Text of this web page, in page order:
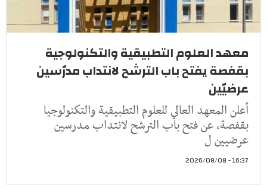
معهد العلوم التطبيقية والتكنولوجية
بقفصة يفتح باب الترشح لانتداب مدرّسين
عرضيّين
أعلن المعهد العالي للعلوم التطبيقية والتكنولوجيا
بقفصة، عن فتح باب الترشح لانتداب مدرسين
عرضيين ل
16:37 - 2026/08/08